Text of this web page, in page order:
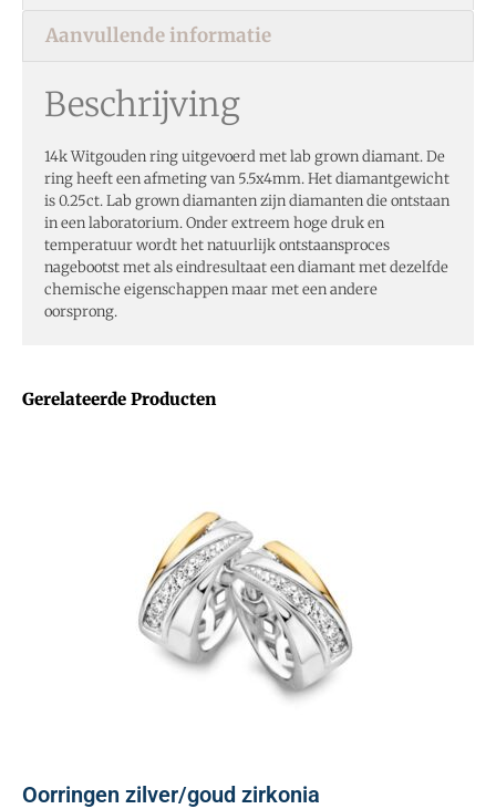
Gerelateerde Producten
Oorringen zilver/goud zirkonia
Aanvullende informatie
Beschrijving
14k Witgouden ring uitgevoerd met lab grown diamant. De
ring heeft een afmeting van 5.5x4mm. Het diamantgewicht
is 0.25ct. Lab grown diamanten zijn diamanten die ontstaan
in een laboratorium. Onder extreem hoge druk en
temperatuur wordt het natuurlijk ontstaansproces
nagebootst met als eindresultaat een diamant met dezelfde
chemische eigenschappen maar met een andere
oorsprong.